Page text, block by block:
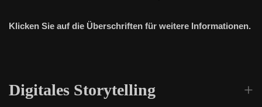
Klicken Sie auf die Überschriften für weitere Informationen.
Digitales Storytelling